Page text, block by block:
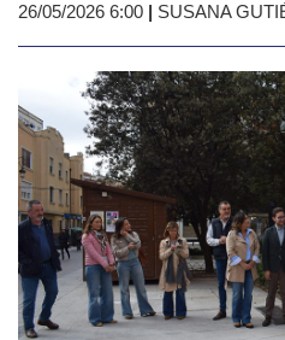
26/05/2026 6:00 | SUSANA